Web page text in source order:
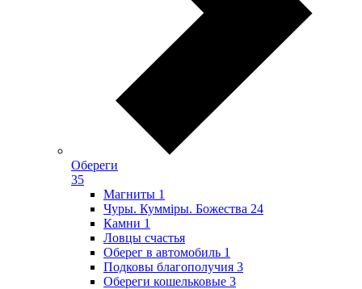
Обереги
35
Магниты 1
Чуры. Куммiры. Божества 24
Камни 1
Ловцы счастья
Оберег в автомобиль 1
Подковы благополучия 3
Обереги кошельковые 3